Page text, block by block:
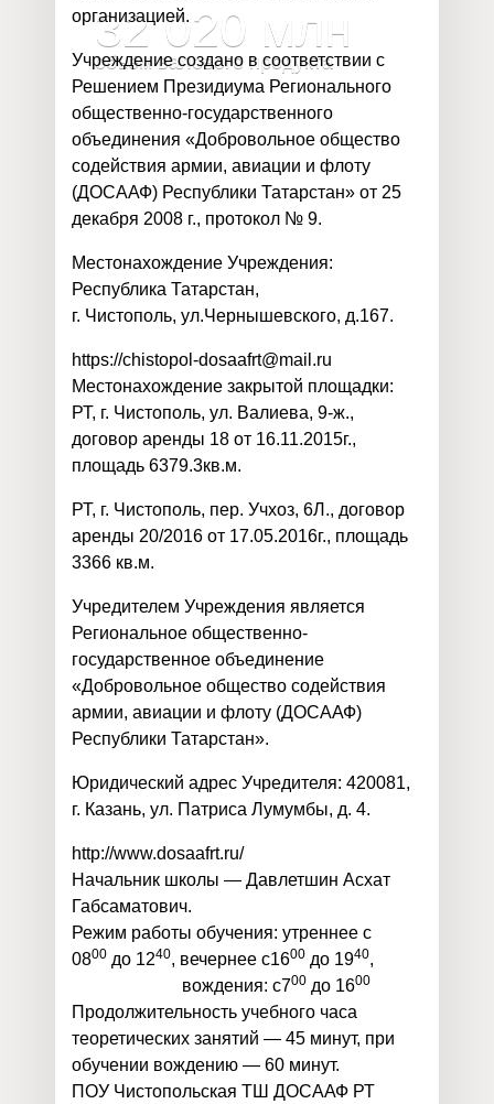
32 020 млн
объём валового продукта
организацией.
Учреждение создано в соответствии с
Решением Президиума Регионального
общественно-государственного
объединения «Добровольное общество
содействия армии, авиации и флоту
(ДОСААФ) Республики Татарстан» от 25
декабря 2008 г., протокол № 9.
Местонахождение Учреждения:
Республика Татарстан,
г. Чистополь, ул.Чернышевского, д.167.
https://chistopol-dosaafrt@mail.ru
Местонахождение закрытой площадки:
РТ, г. Чистополь, ул. Валиева, 9-ж.,
договор аренды 18 от 16.11.2015г.,
площадь 6379.3кв.м.
РТ, г. Чистополь, пер. Учхоз, 6Л., договор
аренды 20/2016 от 17.05.2016г., площадь
3366 кв.м.
Учредителем Учреждения является
Региональное общественно-
государственное объединение
«Добровольное общество содействия
армии, авиации и флоту (ДОСААФ)
Республики Татарстан».
Юридический адрес Учредителя: 420081,
г. Казань, ул. Патриса Лумумбы, д. 4.
http://www.dosaafrt.ru/
Начальник школы — Давлетшин Асхат
Габсаматович.
Режим работы обучения: утреннее с
0800 до 1240, вечернее с1600 до 1940,
вождения: с700 до 1600
Продолжительность учебного часа
теоретических занятий — 45 минут, при
обучении вождению — 60 минут.
ПОУ Чистопольская ТШ ДОСААФ РТ